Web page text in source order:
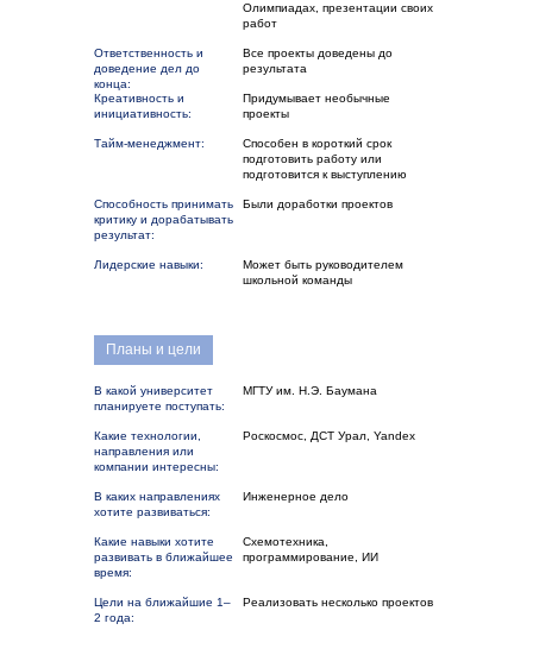
Олимпиадах, презентации своих
работ
Все проекты доведены до
результата
Ответственность и
доведение дел до
конца:
Придумывает необычные
проекты
Креативность и
инициативность:
Способен в короткий срок
подготовить работу или
подготовится к выступлению
Тайм-менеджмент:
Были доработки проектов
Способность принимать
критику и дорабатывать
результат:
Может быть руководителем
школьной команды
Лидерские навыки:
МГТУ им. Н.Э. Баумана
В какой университет
планируете поступать:
Роскосмос, ДСТ Урал, Yandex
Какие технологии,
направления или
компании интересны:
Инженерное дело
В каких направлениях
хотите развиваться:
Схемотехника,
программирование, ИИ
Какие навыки хотите
развивать в ближайшее
время:
Реализовать несколько проектов
Цели на ближайшие 1–
2 года:
Планы и цели